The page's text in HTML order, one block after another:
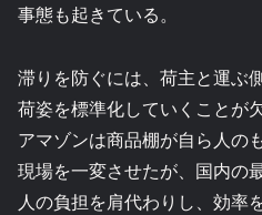
事態も起きている。
滞りを防ぐには、荷主と運ぶ
荷姿を標準化していくことが
アマゾンは商品棚が自ら人の
現場を一変させたが、国内の
人の負担を肩代わりし、効率